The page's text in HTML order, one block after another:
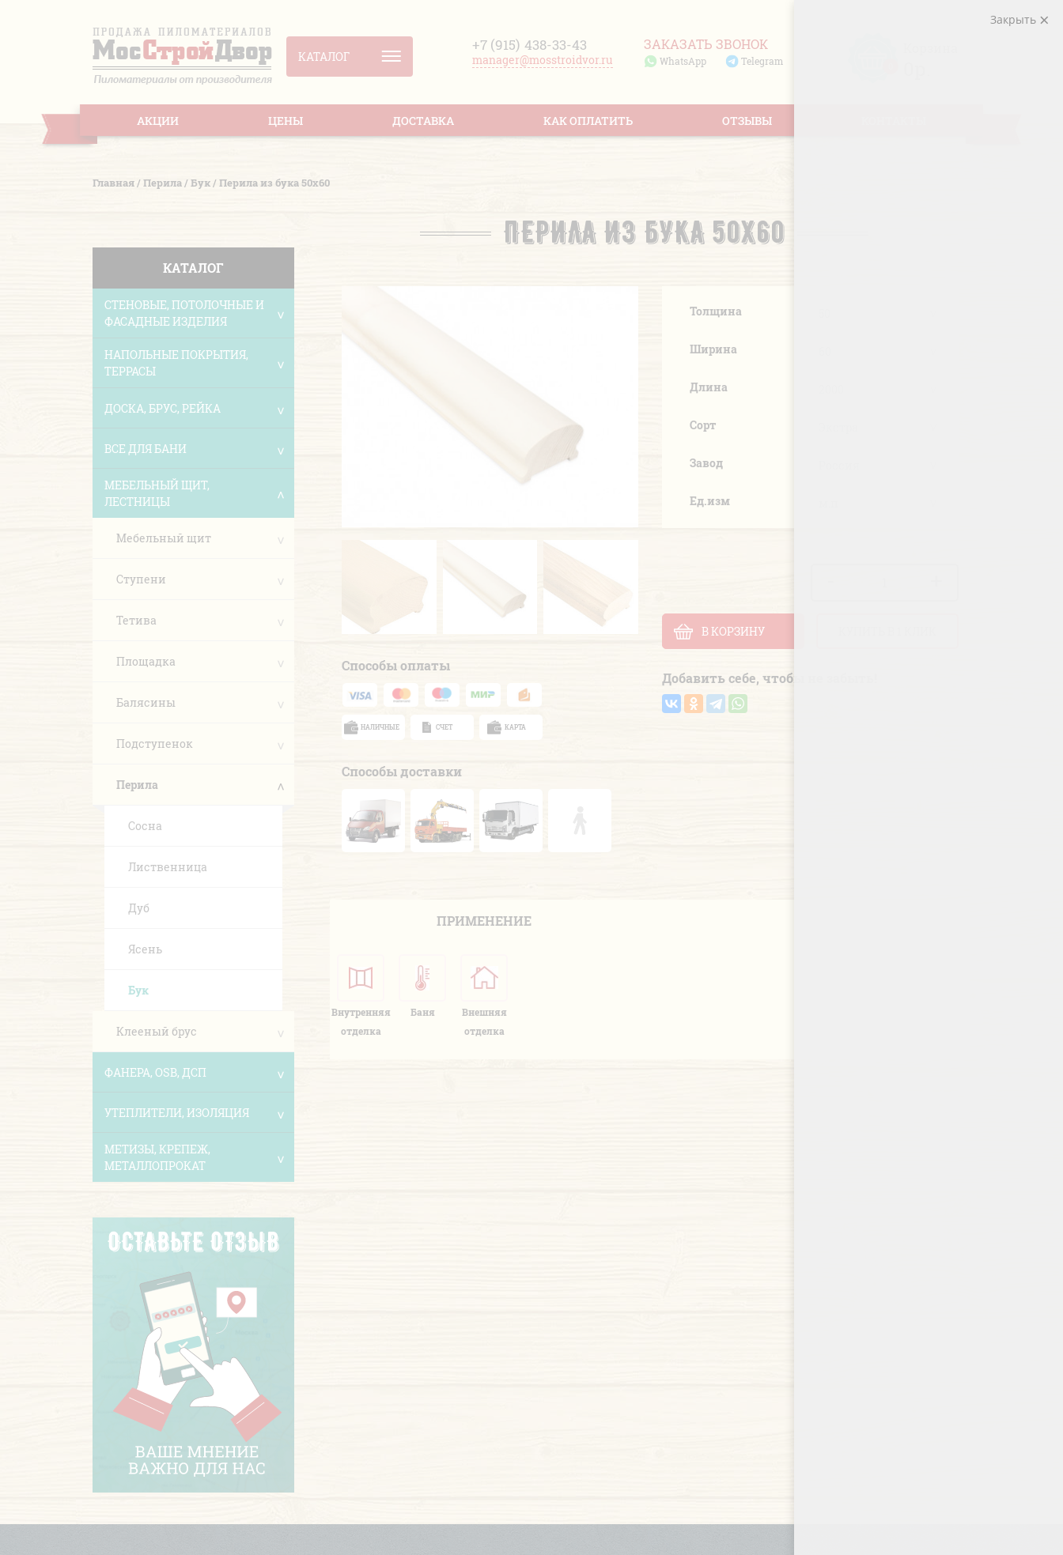
КАТАЛОГ
+7 (915) 438-33-43
manager@mosstroidvor.ru
ЗАКАЗАТЬ ЗВОНОК
WhatsApp Telegram
АКЦИИ ЦЕНЫ ДОСТАВКА КАК ОПЛАТИТЬ ОТЗЫВЫ
Главная/Перила/Бук/Перила из бука 50х60
ПЕРИЛА ИЗ БУКА 50Х60
КАТАЛОГ
СТЕНОВЫЕ, ПОТОЛОЧНЫЕ И
ФАСАДНЫЕ ИЗДЕЛИЯ
НАПОЛЬНЫЕ ПОКРЫТИЯ,
ТЕРРАСЫ
ДОСКА, БРУС, РЕЙКА
ВСЕ ДЛЯ БАНИ
МЕБЕЛЬНЫЙ ЩИТ,
ЛЕСТНИЦЫ
Мебельный щит
Ступени
Тетива
Площадка
Балясины
Подступенок
Перила
Сосна
Лиственница
Дуб
Ясень
Бук
Клееный брус
ФАНЕРА, OSB, ДСП
УТЕПЛИТЕЛИ, ИЗОЛЯЦИЯ
МЕТИЗЫ, КРЕПЕЖ,
МЕТАЛЛОПРОКАТ
Способы оплаты
НАЛИЧНЫЕ СЧЕТ КАРТА
Способы доставки
Толщина
Ширина
Длина
Сорт
Завод
Ед.изм
В КОРЗИНУ
Добавить себе, чтобы не забыть!
ПРИМЕНЕНИЕ
Внутренняя
отделка
Баня
Внешняя
отделка
Закрыть